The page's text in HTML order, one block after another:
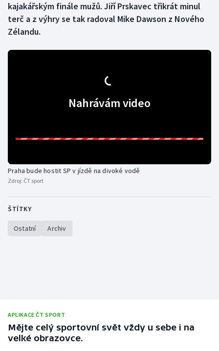
Futsal
Lezení
Moderní pětiboj
Plavání
Plážový volejbal
kajakářským finále mužů. Jiří Prskavec třikrát minul
terč a z výhry se tak radoval Mike Dawson z Nového
Zélandu.
Nahrávám video
Praha bude hostit SP v jízdě na divoké vodě
Zdroj: ČT sport
ŠTÍTKY
Ostatní Archiv
APLIKACE ČT SPORT
Mějte celý sportovní svět vždy u sebe i na
velké obrazovce.